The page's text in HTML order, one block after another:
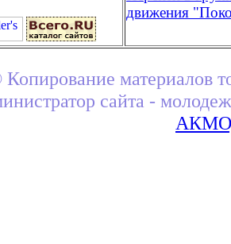
движения
материалов
сайта -